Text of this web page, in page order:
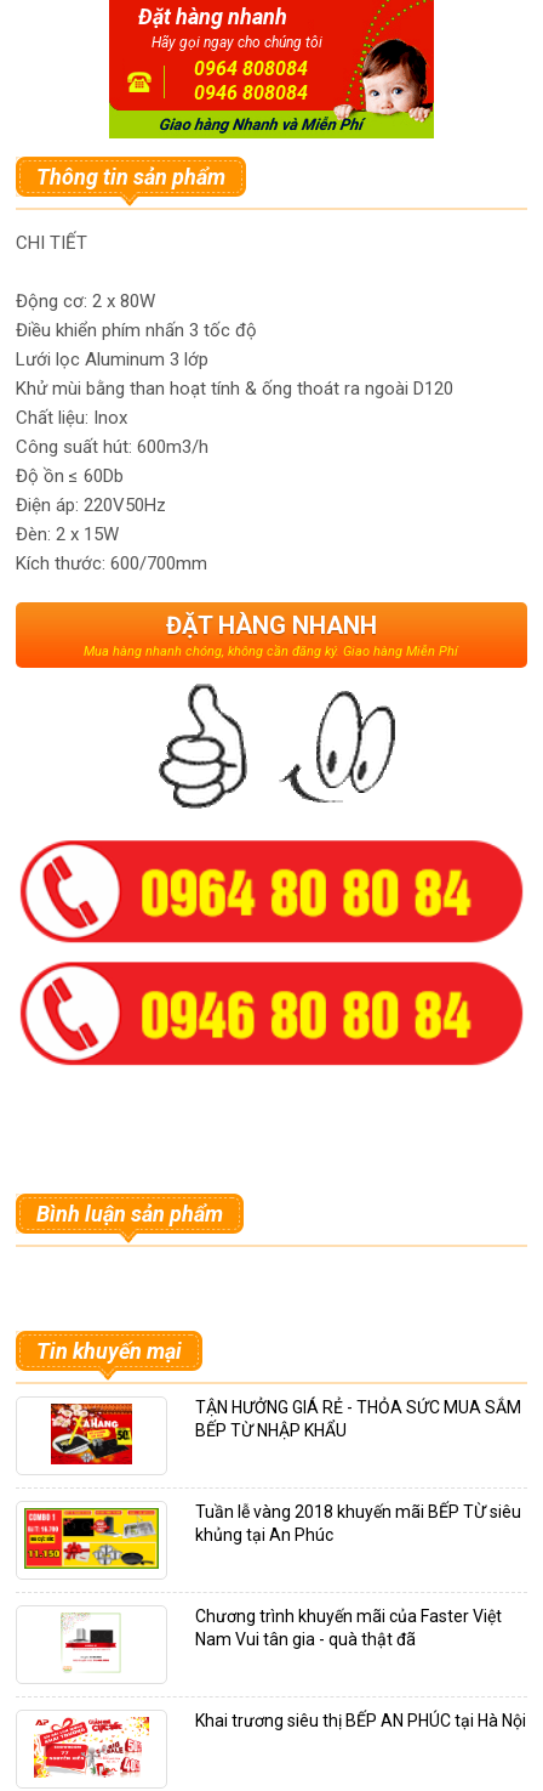
Đặt hàng nhanh
Hãy gọi ngay cho chúng tôi
0964 808084
0946 808084
Thông tin sản phẩm
CHI TIẾT
Động cơ: 2 x 80W
Điều khiển phím nhấn 3 tốc độ
Lưới lọc Aluminum 3 lớp
Khử mùi bằng than hoạt tính & ống thoát ra ngoài D120
Chất liệu: Inox
Công suất hút: 600m3/h
Độ ồn ≤ 60Db
Điện áp: 220V50Hz
Đèn: 2 x 15W
Kích thước: 600/700mm
ĐẶT HÀNG NHANH
Mua hàng nhanh chóng, không cần đăng ký. Giao hàng Miễn Phí
Bình luận sản phẩm
Tin khuyến mại
TẬN HƯỞNG GIÁ RẺ - THỎA SỨC MUA SẮM
BẾP TỪ NHẬP KHẨU
Tuần lễ vàng 2018 khuyến mãi BẾP TỪ siêu
khủng tại An Phúc
Chương trình khuyến mãi của Faster Việt
Nam Vui tân gia - quà thật đã
Khai trương siêu thị BẾP AN PHÚC tại Hà Nội